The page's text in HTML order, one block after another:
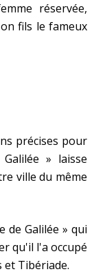
réservée,
fils le fameux
précises pour
» laisse
ville du même
de Galilée » qui
qu'il l'a occupé
et Tibériade.